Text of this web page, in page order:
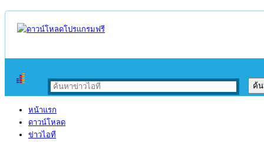
หน้าแรก
ดาวน์โหลด
ข่าวไอที